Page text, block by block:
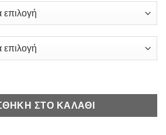
τιμή
είναι:
€24,00.
+ Sun Hat UPF50+ - Σετ Μαγιό Πάνα
ΣΤΟ ΚΑΛΆΘΙ